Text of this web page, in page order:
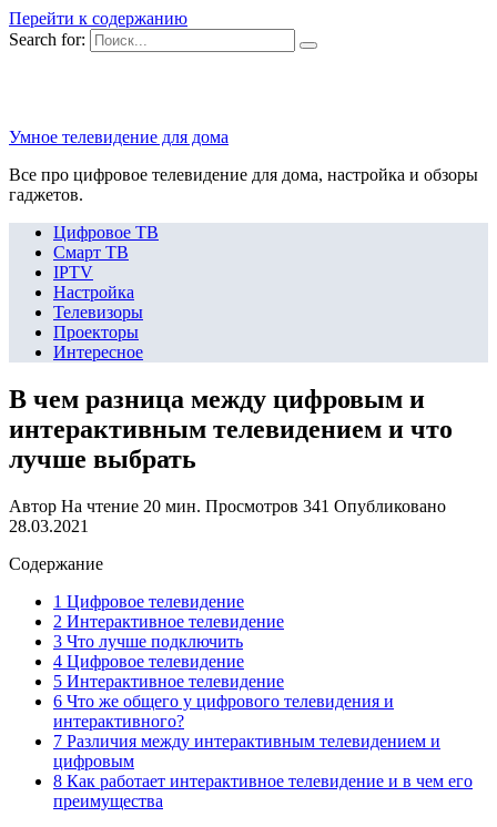
Перейти к содержанию
Search for:
Умное телевидение для дома
Все про цифровое телевидение для дома, настройка и обзоры
гаджетов.
Цифровое ТВ
Смарт ТВ
IPTV
Настройка
Телевизоры
Проекторы
Интересное
В чем разница между цифровым и
интерактивным телевидением и что
лучше выбрать
Автор На чтение 20 мин. Просмотров 341 Опубликовано
28.03.2021
Содержание
1 Цифровое телевидение
2 Интерактивное телевидение
3 Что лучше подключить
4 Цифровое телевидение
5 Интерактивное телевидение
6 Что же общего у цифрового телевидения и
интерактивного?
7 Различия между интерактивным телевидением и
цифровым
8 Как работает интерактивное телевидение и в чем его
преимущества